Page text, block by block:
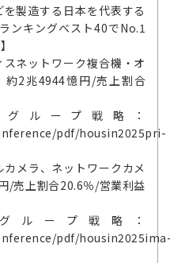
製造する日本を代表する
ンキングベスト40でNo.1
ネットワーク複合機・オ
約2兆4944憶円/売上割合
ループ戦略：
pdf/housin2025pri-
メラ、ネットワークカメ
/売上割合20.6％/営業利益
ループ戦略：
pdf/